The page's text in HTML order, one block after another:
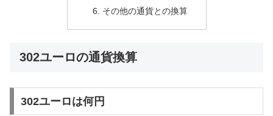
その他の通貨との換算
302ユーロの通貨換算
302ユーロは何円